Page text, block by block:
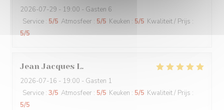
2026-07-29 - 19:00 - Gasten 6
Service : 5/5 Atmosfeer : 5/5 Keuken : 5/5 Kwaliteit / Prijs :
5/5
Jean Jacques L
2026-07-16 - 19:00 - Gasten 1
Service : 3/5 Atmosfeer : 5/5 Keuken : 5/5 Kwaliteit / Prijs :
5/5